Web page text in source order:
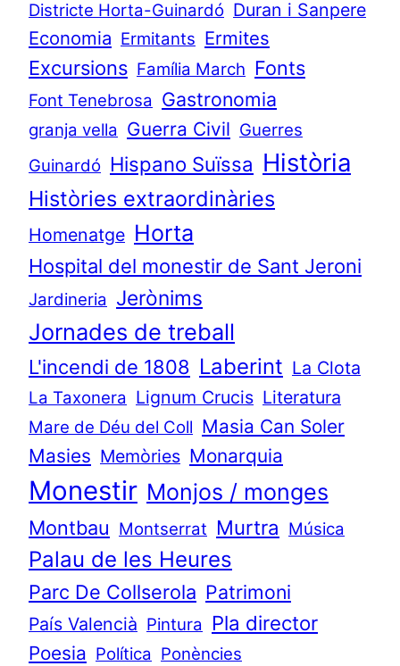
Districte Horta-Guinardó Duran i Sanpere
Economia Ermitants Ermites
Excursions Família March Fonts
Font Tenebrosa Gastronomia
granja vella Guerra Civil Guerres
Guinardó Hispano Suïssa Història
Històries extraordinàries
Homenatge Horta
Hospital del monestir de Sant Jeroni
Jardineria Jerònims
Jornades de treball
L'incendi de 1808 Laberint La Clota
La Taxonera Lignum Crucis Literatura
Mare de Déu del Coll Masia Can Soler
Masies Memòries Monarquia
Monestir Monjos / monges
Montbau Montserrat Murtra Música
Palau de les Heures
Parc De Collserola Patrimoni
País Valencià Pintura Pla director
Poesia Política Ponències